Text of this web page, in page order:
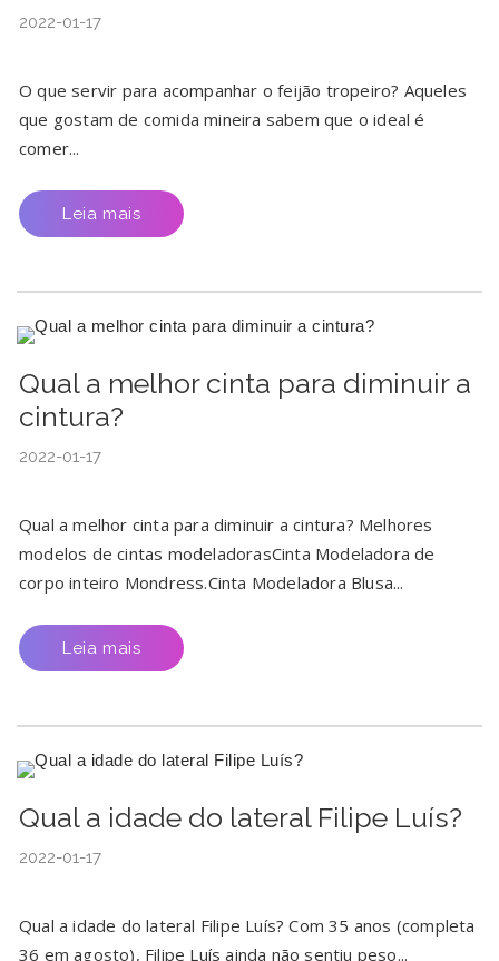
2022-01-17
O que servir para acompanhar o feijão tropeiro? Aqueles
que gostam de comida mineira sabem que o ideal é
comer...
Leia mais
Qual a melhor cinta para diminuir a
cintura?
2022-01-17
Qual a melhor cinta para diminuir a cintura? Melhores
modelos de cintas modeladorasCinta Modeladora de
corpo inteiro Mondress.Cinta Modeladora Blusa...
Leia mais
Qual a idade do lateral Filipe Luís?
2022-01-17
Qual a idade do lateral Filipe Luís? Com 35 anos (completa
36 em agosto), Filipe Luís ainda não sentiu peso...